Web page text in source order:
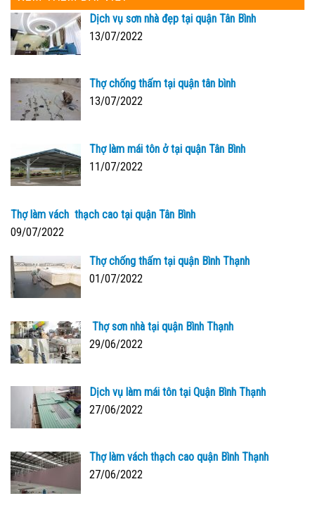
Dịch vụ sơn nhà đẹp tại quận Tân Bình
13/07/2022
Thợ chống thấm tại quận tân bình
13/07/2022
Thợ làm mái tôn ở tại quận Tân Bình
11/07/2022
Thợ làm vách thạch cao tại quận Tân Bình
09/07/2022
Thợ chống thấm tại quận Bình Thạnh
01/07/2022
Thợ sơn nhà tại quận Bình Thạnh
29/06/2022
Dịch vụ làm mái tôn tại Quận Bình Thạnh
27/06/2022
Thợ làm vách thạch cao quận Bình Thạnh
27/06/2022